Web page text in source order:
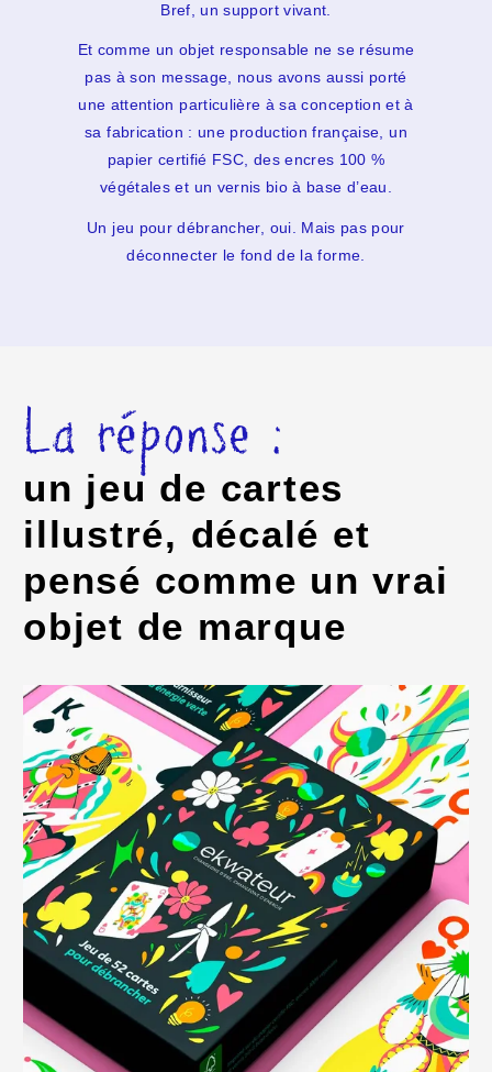
Bref, un support vivant.
Et comme un objet responsable ne se résume
pas à son message, nous avons aussi porté
une attention particulière à sa conception et à
sa fabrication : une production française, un
papier certifié FSC, des encres 100 %
végétales et un vernis bio à base d’eau.
Un jeu pour débrancher, oui. Mais pas pour
déconnecter le fond de la forme.
La réponse :
un jeu de cartes
illustré, décalé et
pensé comme un vrai
objet de marque